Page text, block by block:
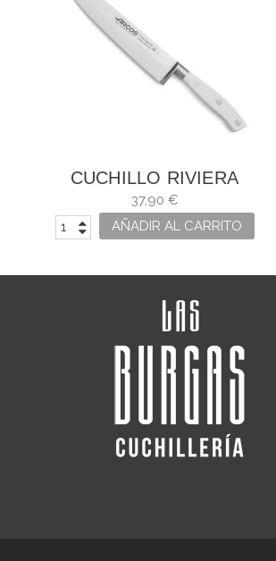
CUCHILLO RIVIERA
BLANC 20CM
37,90 €
AÑADIR AL CARRITO